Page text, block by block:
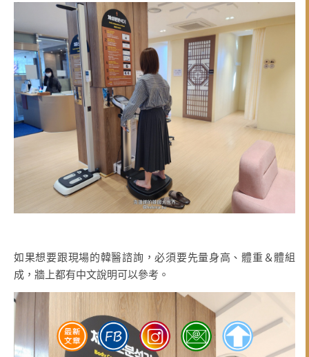
如果想要跟現場的韓醫諮詢，必須要先量身高、體重＆體組
成，牆上都有中文說明可以參考。